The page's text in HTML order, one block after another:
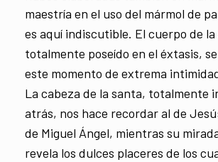
maestría en el uso del mármol de
es aquí indiscutible. El cuerpo de la
totalmente poseído en el éxtasis,
este momento de extrema
La cabeza de la santa, totalmente
atrás, nos hace recordar al de
de Miguel Ángel, mientras su
revela los dulces placeres de los